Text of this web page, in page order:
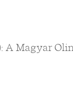
A Magyar